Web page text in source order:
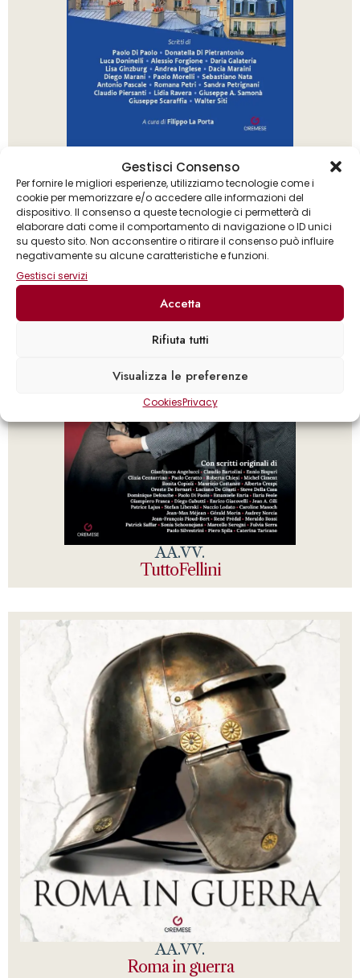
Gestisci Consenso
Per fornire le migliori esperienze, utilizziamo tecnologie come i
cookie per memorizzare e/o accedere alle informazioni del
dispositivo. Il consenso a queste tecnologie ci permetterà di
elaborare dati come il comportamento di navigazione o ID unici
su questo sito. Non acconsentire o ritirare il consenso può influire
negativamente su alcune caratteristiche e funzioni.
Gestisci servizi
Accetta
Rifiuta tutti
Visualizza le preferenze
CookiesPrivacy
Douce france – racconti
AA.VV.
TuttoFellini
AA.VV.
Roma in guerra